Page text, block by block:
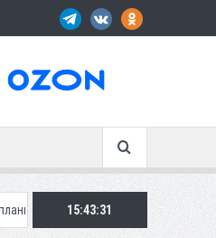
новую систему для улучшения
15:43:32